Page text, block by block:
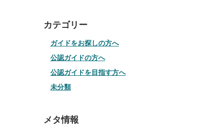
カテゴリー
ガイドをお探しの方へ
公認ガイドの方へ
公認ガイドを目指す方へ
未分類
メタ情報